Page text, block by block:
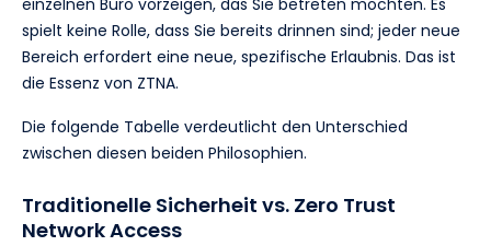
einzelnen Büro vorzeigen, das Sie betreten möchten. Es
spielt keine Rolle, dass Sie bereits drinnen sind; jeder neue
Bereich erfordert eine neue, spezifische Erlaubnis. Das ist
die Essenz von ZTNA.
Die folgende Tabelle verdeutlicht den Unterschied
zwischen diesen beiden Philosophien.
Traditionelle Sicherheit vs. Zero Trust
Network Access